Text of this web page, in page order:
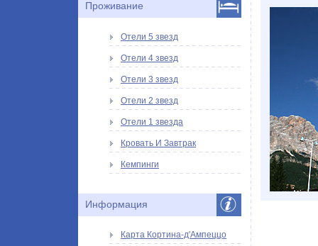
Проживание
Отели 5 звезд
Отели 4 звезд
Отели 3 звезд
Отели 2 звезд
Отели 1 звезда
Кровать И Завтрак
Кемпинги
Информация
Карта Кортина-д'Ампеццо